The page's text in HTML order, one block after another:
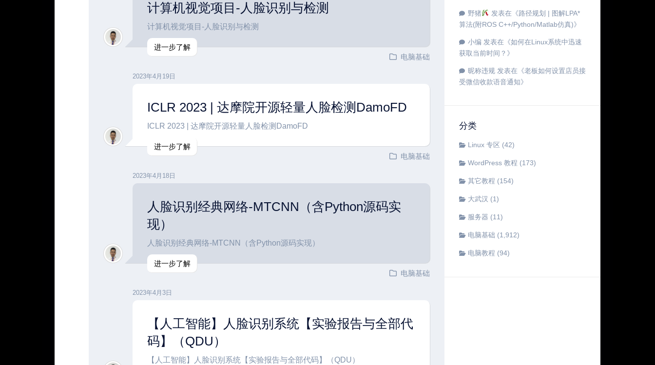
野猪 发表在《路径规划 | 图解LPA*
算法(附ROS C++/Python/Matlab仿真)》
小编 发表在《如何在Linux系统中迅速
获取当前时间？ 》
昵称违规 发表在《老板如何设置店员接
受微信收款语音通知》
分类
Linux 专区 (42)
WordPress 教程 (173)
其它教程 (154)
大武汉 (1)
服务器 (11)
电脑基础 (1,912)
电脑教程 (94)
计算机视觉项目-人脸识别与检测
计算机视觉项目-人脸识别与检测
进一步了解
电脑基础
2023年4月19日
ICLR 2023 | 达摩院开源轻量人脸检测DamoFD
ICLR 2023 | 达摩院开源轻量人脸检测DamoFD
进一步了解
电脑基础
2023年4月18日
人脸识别经典网络-MTCNN（含Python源码实
现）
人脸识别经典网络-MTCNN（含Python源码实现）
进一步了解
电脑基础
2023年4月3日
【人工智能】人脸识别系统【实验报告与全部代
码】（QDU）
【人工智能】人脸识别系统【实验报告与全部代码】（QDU）